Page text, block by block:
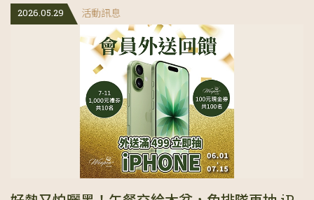
2026.05.29 活動訊息